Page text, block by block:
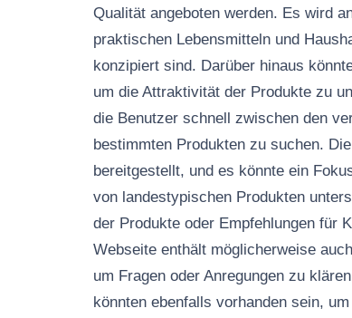
Qualität angeboten werden. Es wird
praktischen Lebensmitteln und
konzipiert sind. Darüber hinaus
um die Attraktivität der Produkte zu
die Benutzer schnell zwischen den
bestimmten Produkten zu suchen.
bereitgestellt, und es könnte ein
von landestypischen Produkten
der Produkte oder Empfehlungen für
Webseite enthält möglicherweise
um Fragen oder Anregungen zu
könnten ebenfalls vorhanden sein,